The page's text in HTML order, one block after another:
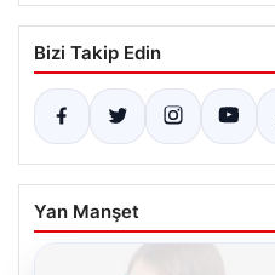
Bizi Takip Edin
Yan Manşet